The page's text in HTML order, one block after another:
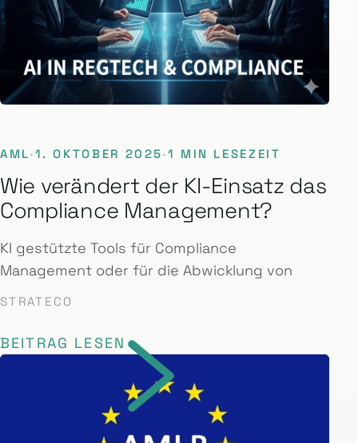
AML·1. OKTOBER 2025·1 MIN LESEZEIT
Wie verändert der KI-Einsatz das
Compliance Management?
KI gestützte Tools für Compliance
Management oder für die Abwicklung von
STRATECO
BEITRAG LESEN